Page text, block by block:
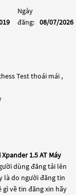
Ngày
đăng: 08/07/2026
Test thoái mái ,
1.5 AT Máy
dùng đăng tải lên
là do người đăng tin
gì về tin đăng xin hãy